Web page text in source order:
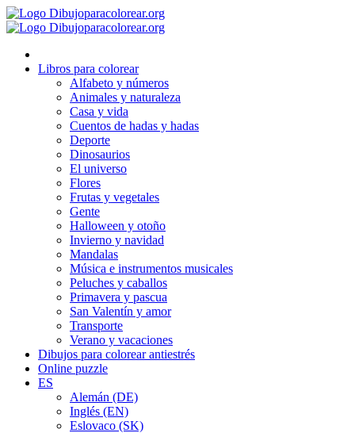
Ir
al
Libros para colorear
Alfabeto y números
Animales y naturaleza
Casa y vida
Cuentos de hadas y hadas
Deporte
Dinosaurios
El universo
Flores
Frutas y vegetales
Gente
Halloween y otoño
Invierno y navidad
Mandalas
Música e instrumentos musicales
Peluches y caballos
Primavera y pascua
San Valentín y amor
Transporte
Verano y vacaciones
Dibujos para colorear antiestrés
Online puzzle
ES
Alemán (DE)
Inglés (EN)
Eslovaco (SK)